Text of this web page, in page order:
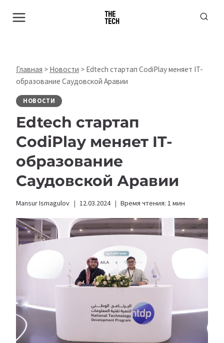
Главная > Новости > Edtech стартап СodiPlay меняет IT-
образование Саудовской Аравии
НОВОСТИ
Edtech стартап
СodiPlay меняет IT-
образование
Саудовской Аравии
Mansur Ismagulov 12.03.2024 Время чтения: 1 мин